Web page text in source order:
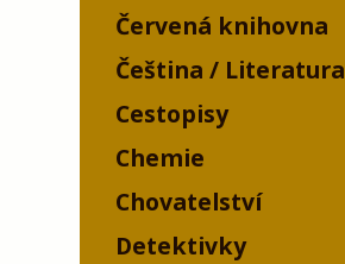
Červená knihovna
Čeština / Literatura
Cestopisy
Chemie
Chovatelství
Detektivky